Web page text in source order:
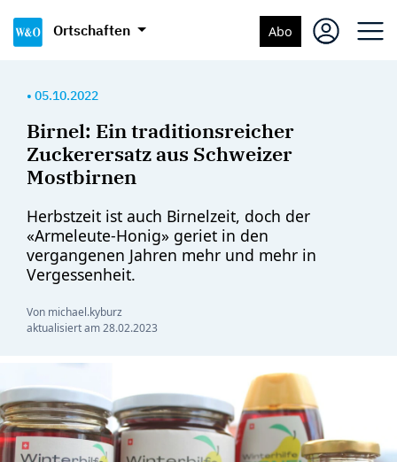
Ortschaften Abo
• 05.10.2022
Birnel: Ein traditionsreicher
Zuckerersatz aus Schweizer
Mostbirnen
Herbstzeit ist auch Birnelzeit, doch der
«Armeleute-Honig» geriet in den
vergangenen Jahren mehr und mehr in
Vergessenheit.
Von michael.kyburz
aktualisiert am28.02.2023